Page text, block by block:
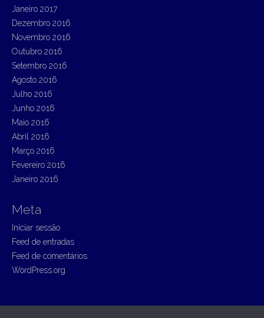
Janeiro 2017
Dezembro 2016
Novembro 2016
Outubro 2016
Setembro 2016
Agosto 2016
Julho 2016
Junho 2016
Maio 2016
Abril 2016
Março 2016
Fevereiro 2016
Janeiro 2016
Meta
Iniciar sessão
Feed de entradas
Feed de comentários
WordPress.org